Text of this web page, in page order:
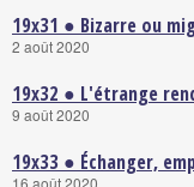
19x31 ● Bizarre ou
2 août 2020
19x32 ● L'étrange
9 août 2020
19x33 ● Échanger,